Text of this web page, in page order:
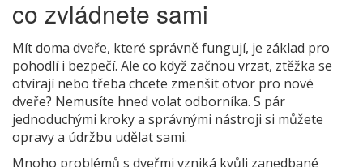
co zvládnete sami
Mít doma dveře, které správně fungují, je základ pro
pohodlí i bezpečí. Ale co když začnou vrzat, ztěžka se
otvírají nebo třeba chcete zmenšit otvor pro nové
dveře? Nemusíte hned volat odborníka. S pár
jednoduchými kroky a správnými nástroji si můžete
opravy a údržbu udělat sami.
Mnoho problémů s dveřmi vzniká kvůli zanedbané